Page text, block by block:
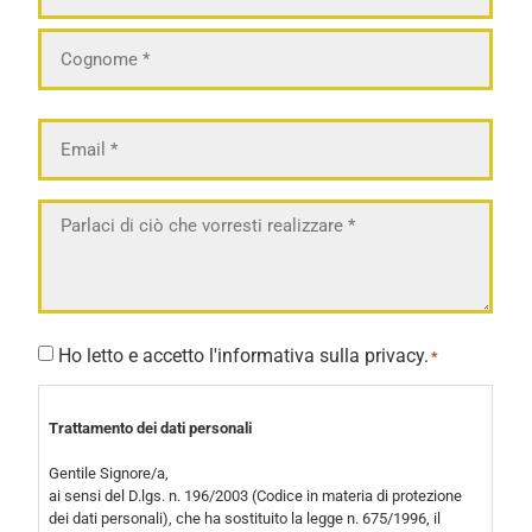
Email
Messaggio
Consenso
*
Ho letto e accetto l'informativa sulla privacy. *
Trattamento dei dati personali
Gentile Signore/a,
ai sensi del D.lgs. n. 196/2003 (Codice in materia di protezione
dei dati personali), che ha sostituito la legge n. 675/1996, il